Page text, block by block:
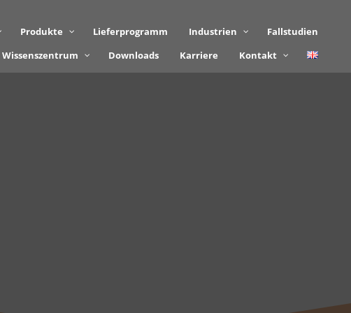
Produkte Lieferprogramm Industrien
Fallstudien
Wissenszentrum
Downloads Karriere Kontakt